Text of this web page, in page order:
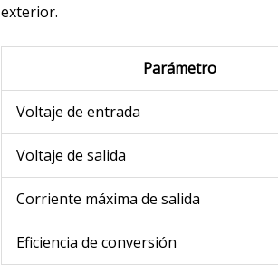
exterior.
Parámetro
Voltaje de entrada
Voltaje de salida
Corriente máxima de salida
Eficiencia de conversión